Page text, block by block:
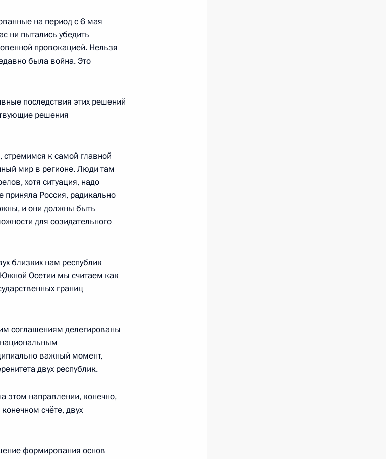
64-й
звания
и о нашей
на период с 6 мая
ни пытались убедить
провокацией. Нельзя
была война. Это
последствия этих решений
решения
к самой главной
мир в регионе. Люди там
хотя ситуация, надо
приняла Россия, радикально
и они должны быть
для созидательного
близких нам республик
Осетии мы считаем как
границ
соглашениям делегированы
национальным
важный момент,
двух республик.
этом направлении, конечно,
счёте, двух
формирования основ